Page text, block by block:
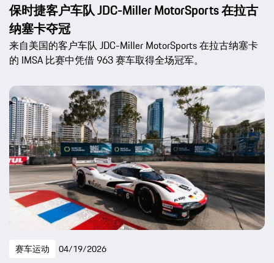
保时捷客户车队 JDC-Miller MotorSports 在拉古
纳塞卡夺冠
来自美国的客户车队 JDC-Miller MotorSports 在拉古纳塞卡
的 IMSA 比赛中凭借 963 赛车取得全场冠军。
赛车运动 04/19/2026